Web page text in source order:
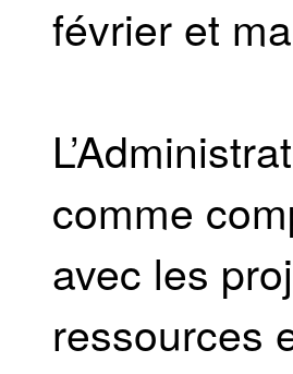
février et
comme
avec les
ressources